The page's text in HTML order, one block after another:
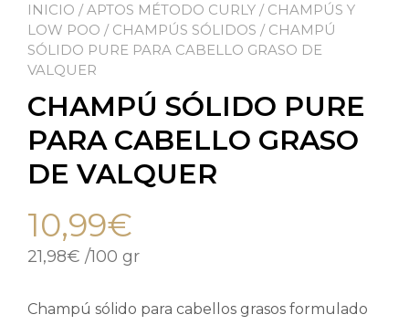
INICIO /APTOS MÉTODO CURLY / CHAMPÚS Y
LOW POO / CHAMPÚS SÓLIDOS / CHAMPÚ
SÓLIDO PURE PARA CABELLO GRASO DE
VALQUER
CHAMPÚ SÓLIDO PURE
PARA CABELLO GRASO
DE VALQUER
10,99€
21,98€ /100 gr
Champú sólido para cabellos grasos formulado